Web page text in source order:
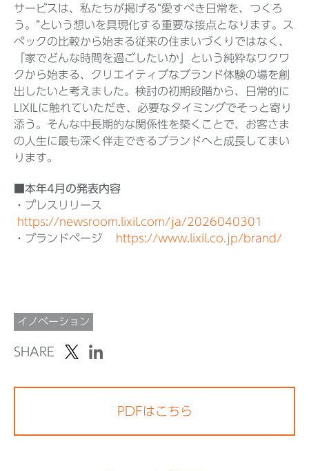
サービスは、私たちが掲げる“愛すべき日常を、つくろ
う。”という想いを具現化する重要な接点となります。ス
ペックの比較から始まる従来の住まいづくりではなく、
「家でどんな時間を過ごしたいか」という純粋なワクワ
クから始まる、クリエイティブなブランド体験の場を創
出したいと考えました。検討の初期段階から、日常的に
LIXILに触れていただき、必要なタイミングでそっと寄り
添う。そんな中長期的な関係性を築くことで、お客さま
の人生に最も深く伴走できるブランドへと成長してまい
ります。
■本年4月の発表内容
・プレスリリース
https://newsroom.lixil.com/ja/2026040301
・ブランドページ
https://www.lixil.co.jp/brand/
イノベーション
SHARE
PDFはこちら